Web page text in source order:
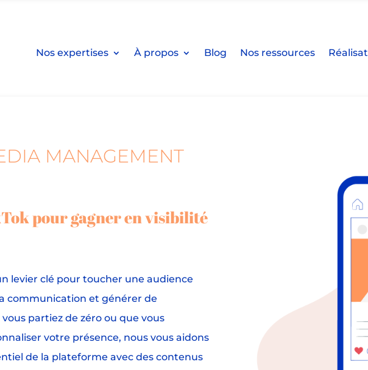
Nos expertises À propos Blog Nos ressources
MANAGEMENT
pour gagner en visibilité
levier clé pour toucher une audience
communication et générer de
partiez de zéro ou que vous
votre présence, nous vous aidons
de la plateforme avec des contenus